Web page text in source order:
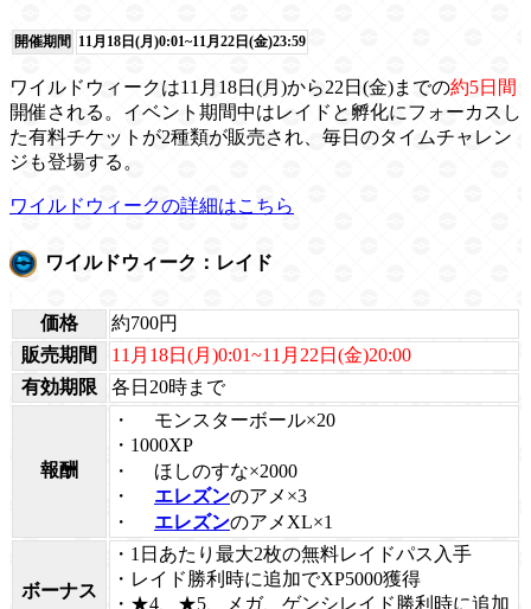
開催期間 11月18日(月)0:01~11月22日(金)23:59
ワイルドウィークは11月18日(月)から22日(金)までの約5日間
開催される。イベント期間中はレイドと孵化にフォーカスし
た有料チケットが2種類が販売され、毎日のタイムチャレン
ジも登場する。
ワイルドウィークの詳細はこちら
ワイルドウィーク：レイド
価格
約700円
販売期間
11月18日(月)0:01~11月22日(金)20:00
有効期限
各日20時まで
報酬
・
モンスターボール×20
・1000XP
・
ほしのすな×2000
・
エレズンのアメ×3
・
エレズンのアメXL×1
ボーナス
・1日あたり最大2枚の無料レイドパス入手
・レイド勝利時に追加でXP5000獲得
・★4、★5、メガ、ゲンシレイド勝利時に追加